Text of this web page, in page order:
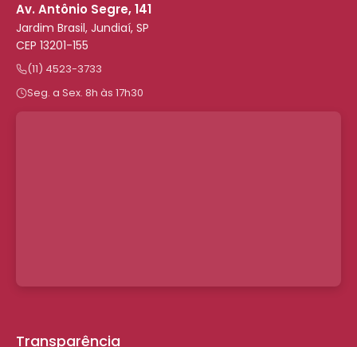
Av. Antônio Segre, 141
Jardim Brasil, Jundiaí, SP
CEP 13201-155
(11) 4523-3733
Seg. a Sex. 8h às 17h30
Transparência